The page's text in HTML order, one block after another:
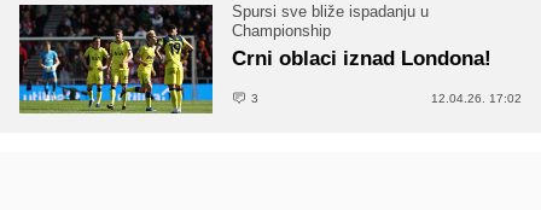
Spursi sve bliže ispadanju u
Championship
Crni oblaci iznad Londona!
3 12.04.26. 17:02